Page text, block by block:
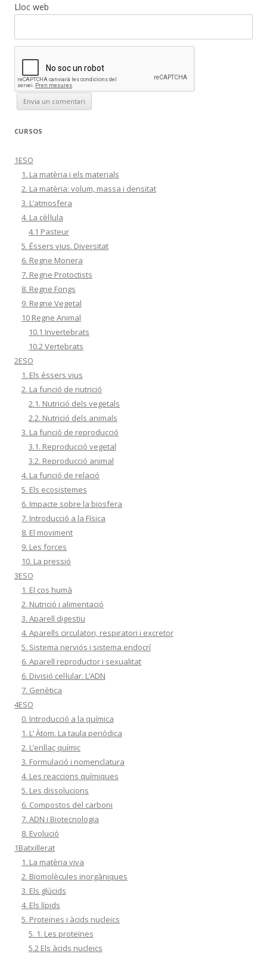
Lloc web
CURSOS
1ESO
1. La matèria i els materials
2. La matèria: volum, massa i densitat
3. L’atmosfera
4. La cèl·lula
4.1 Pasteur
5. Éssers vius. Diversitat
6. Regne Monera
7. Regne Protoctists
8. Regne Fongs
9. Regne Vegetal
10 Regne Animal
10.1 Invertebrats
10.2 Vertebrats
2ESO
1. Els éssers vius
2. La funció de nutrició
2.1. Nutrició dels vegetals
2.2. Nutrició dels animals
3. La funció de reproducció
3.1. Reproducció vegetal
3.2. Reproducció animal
4. La funció de relació
5. Els ecosistemes
6. Impacte sobre la biosfera
7. Introducció a la Física
8. El moviment
9. Les forces
10. La pressió
3ESO
1. El cos humà
2. Nutrició i alimentació
3. Aparell digestiu
4. Aparells circulatori, respiratori i excretor
5. Sistema nerviós i sistema endocrí
6. Aparell reproductor i sexualitat
6. Divisió cel·lular. L’ADN
7. Genètica
4ESO
0. Introducció a la química
1. L’ Àtom. La taula periòdica
2. L’enllaç químic
3. Formulació i nomenclatura
4. Les reaccions químiques
5. Les dissolucions
6. Compostos del carboni
7. ADN i Biotecnologia
8. Evolució
1Batxillerat
1. La matèria viva
2. Biomolècules inorgàniques
3. Els glúcids
4. Els lípids
5. Proteïnes i àcids nucleics
5. 1. Les proteïnes
5.2 Els àcids nucleics